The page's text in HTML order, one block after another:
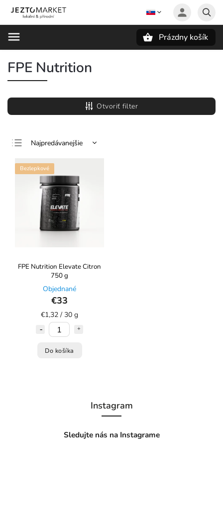
Prázdny košík
FPE Nutrition
Otvoriť filter
Najpredávanejšie
Najdrahšie
Abecedne
Bezlepkové
FPE Nutrition Elevate Citron
750 g
Objednané
€33
€1,32 / 30 g
Do košíka
Instagram
Sledujte nás na Instagrame